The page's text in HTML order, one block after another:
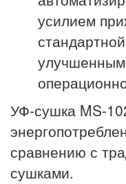
усилием
УФ-сушка MS-
сравнению с
сушками.